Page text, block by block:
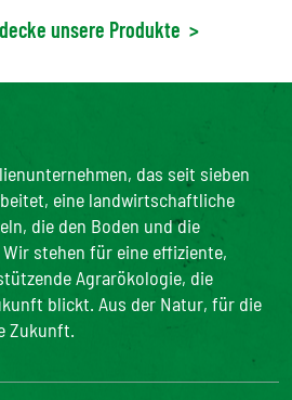
unsere Produkte >
das seit sieben
eine landwirtschaftliche
die den Boden und die
stehen für eine effiziente,
Agrarökologie, die
blickt. Aus der Natur, für die
Zukunft.